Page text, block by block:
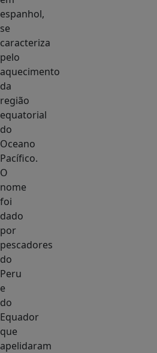
espanhol,
se
caracteriza
pelo
aquecimento
da
região
equatorial
do
Oceano
Pacífico.
O
nome
foi
dado
por
pescadores
do
Peru
e
do
Equador
que
apelidaram